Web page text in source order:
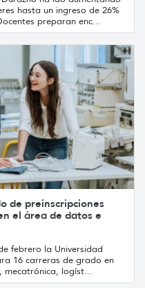
hasta un ingreso de 26%
preparan enc...
de preinscripciones
el área de datos e
febrero la Universidad
16 carreras de grado en
mecatrónica, logíst...